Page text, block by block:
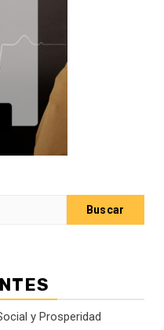
y Prosperidad